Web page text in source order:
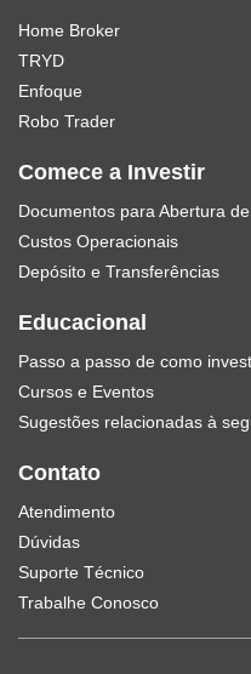
Home Broker
TRYD
Enfoque
Robo Trader
Comece a Investir
Documentos para Abertura
Custos Operacionais
Depósito e Transferências
Educacional
Passo a passo de como
Cursos e Eventos
Sugestões relacionadas à
Contato
Atendimento
Dúvidas
Suporte Técnico
Trabalhe Conosco